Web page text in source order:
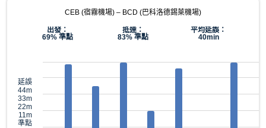
CEB (宿霧機場) – BCD (巴科洛德錫萊機場)
出發：
69% 準點
抵達：
83% 準點
平均延誤：
40min
延誤
44m
33m
22m
11m
準點